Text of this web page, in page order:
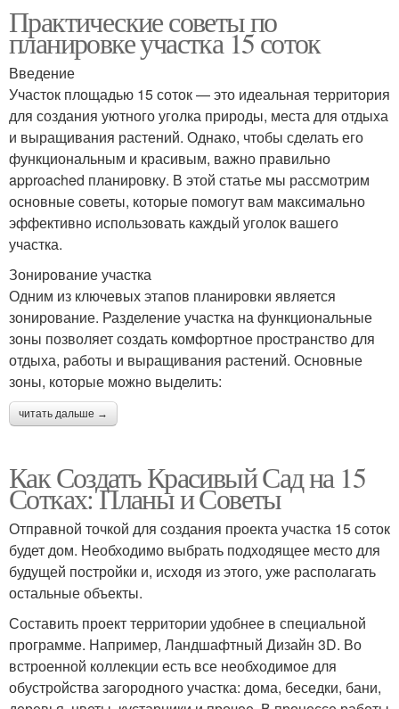
Практические советы по
планировке участка 15 соток
Введение
Участок площадью 15 соток — это идеальная территория
для создания уютного уголка природы, места для отдыха
и выращивания растений. Однако, чтобы сделать его
функциональным и красивым, важно правильно
approached планировку. В этой статье мы рассмотрим
основные советы, которые помогут вам максимально
эффективно использовать каждый уголок вашего
участка.
Зонирование участка
Одним из ключевых этапов планировки является
зонирование. Разделение участка на функциональные
зоны позволяет создать комфортное пространство для
отдыха, работы и выращивания растений. Основные
зоны, которые можно выделить:
читать дальше →
Как Создать Красивый Сад на 15
Сотках: Планы и Советы
Отправной точкой для создания проекта участка 15 соток
будет дом. Необходимо выбрать подходящее место для
будущей постройки и, исходя из этого, уже располагать
остальные объекты.
Составить проект территории удобнее в специальной
программе. Например, Ландшафтный Дизайн 3D. Во
встроенной коллекции есть все необходимое для
обустройства загородного участка: дома, беседки, бани,